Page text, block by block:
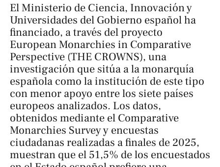
El Ministerio de Ciencia, Innovación y
Universidades del Gobierno español ha
financiado, a través del proyecto
European Monarchies in Comparative
Perspective (THE CROWNS), una
investigación que sitúa a la monarquía
española como la institución de este tipo
con menor apoyo entre los siete países
europeos analizados. Los datos,
obtenidos mediante el Comparative
Monarchies Surveyy encuestas
ciudadanas realizadas a finales de 2025,
muestran que el 51,5% de los encuestados